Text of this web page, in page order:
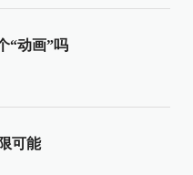
“动画”吗
可能